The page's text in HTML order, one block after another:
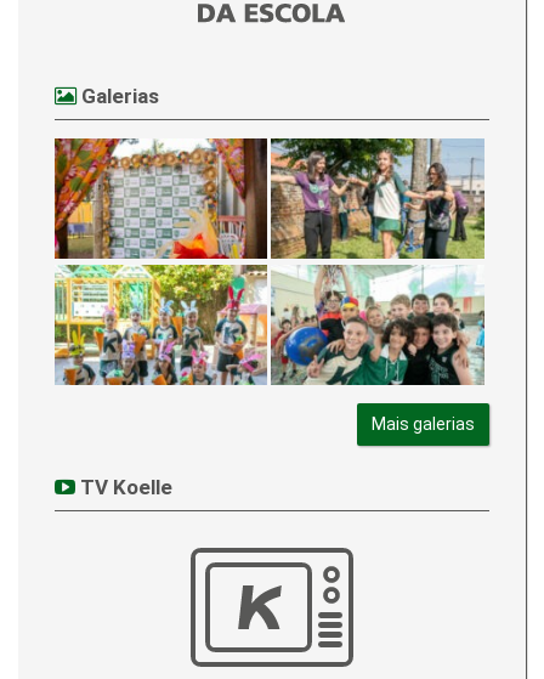
Galerias
Mais galerias
TV Koelle